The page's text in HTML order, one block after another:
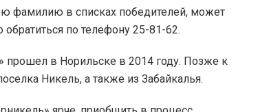
фамилию в списках победителей, может
по телефону 25-81-62.
прошел в Норильске в 2014 году. Позже к
Никель, а также из Забайкалья.